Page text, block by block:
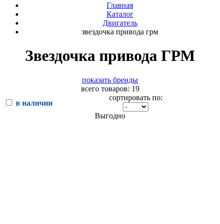
Главная
Каталог
Двигатель
звездочка привода грм
Звездочка привода ГРМ
показать бренды
всего товаров: 19
в наличии
сортировать по:
Выгодно